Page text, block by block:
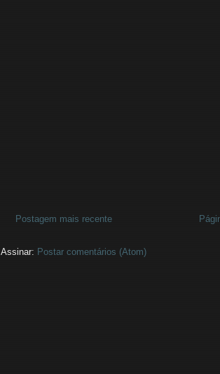
Postagem mais recente
Assinar: Postar comentários (Atom)